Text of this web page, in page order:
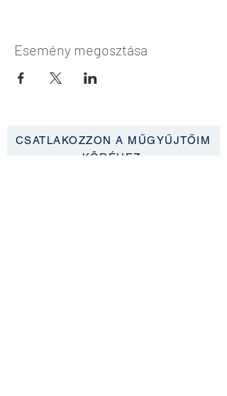
Esemény megosztása
CSATLAKOZZON A MŰGYŰJTŐIM
KÖRÉHEZ